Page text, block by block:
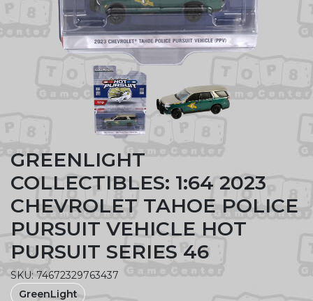
GREENLIGHT
COLLECTIBLES: 1:64 2023
CHEVROLET TAHOE POLICE
PURSUIT VEHICLE HOT
PURSUIT SERIES 46
SKU: 74672329763437
GreenLight